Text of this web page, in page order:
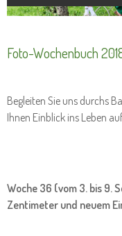
Foto-Wochenbuch
Begleiten Sie uns durchs
Ihnen Einblick ins Leben
Woche 36 (vom 3. bis 9.
Zentimeter und neuem